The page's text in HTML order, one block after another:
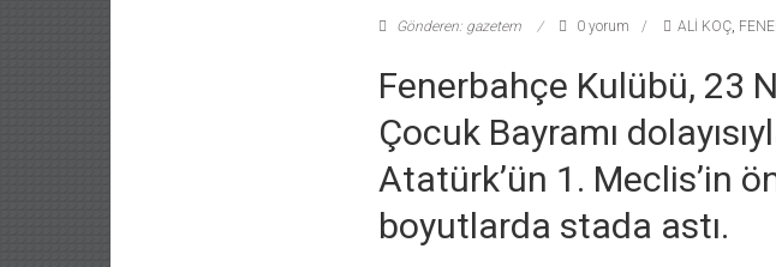
Gönderen: gazetem 0 yorum ALİ KOÇ,
Fenerbahçe Kulübü, 23
Çocuk Bayramı
Atatürk’ün 1. Meclis’in
boyutlarda stada astı.